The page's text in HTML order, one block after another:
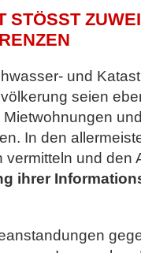
und
seien
In den
und den
ihrer